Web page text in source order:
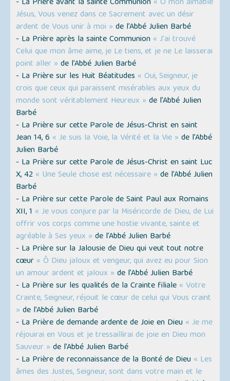
Jésus, Vous venez dans ce Sacrement avec un désir
ardent de Vous unir à moi » de l’Abbé Julien Barbé
- La Prière après la sainte Communion « J'ai trouvé
Celui que mon âme aime, je Le tiens, et je ne Le laisserai
point aller » de l’Abbé Julien Barbé
- La Prière sur les Huit Béatitudes « Oui, Seigneur, je
crois que ceux qui paraissent misérables aux yeux du
monde sont véritablement Heureux » de l’Abbé Julien
Barbé
- La Prière sur cette Parole de Jésus-Christ en saint
Jean 14, 6 « Je suis la Voie, la Vérité et la Vie » de l’Abbé
Julien Barbé
- La Prière sur cette Parole de Jésus-Christ en saint Luc
X, 42 « Une Seule chose est nécessaire » de l’Abbé Julien
Barbé
- La Prière sur cette Parole de Saint Paul aux Romains
XII, 1 « Je vous conjure par la Miséricorde de Dieu, de Lui
offrir vos corps comme une hostie vivante, sainte et
agréable à Ses yeux »de l’Abbé Julien Barbé
- La Prière sur la Jalousie de Dieu qui veut tout notre
cœur « Ô Dieu jaloux et vengeur, qui avez eu pour Sion
un amour ardent et jaloux » de l’Abbé Julien Barbé
- La Prière sur les qualités de la Crainte filiale « Votre
Crainte, Seigneur, réjouit le cœur de celui qui Vous craint
» de l’Abbé Julien Barbé
- La Prière de demande ardente de Joie en Dieu « Je me
réjouirai en Vous et je tressaillirai de joie en Dieu mon
Sauveur » de l’Abbé Julien Barbé
- La Prière de reconnaissance de la Bonté de Dieu « Les
âmes des Justes, Seigneur, sont dans votre main et le